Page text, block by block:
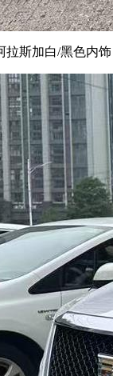
拉斯加白/黑色内饰